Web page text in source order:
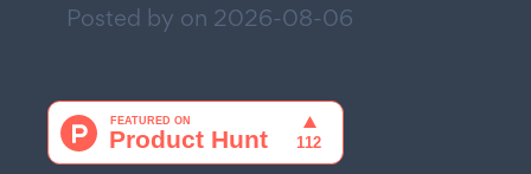
Posted by on 2026-08-06